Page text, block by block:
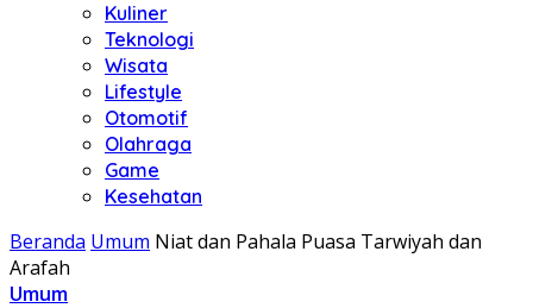
Kuliner
Teknologi
Wisata
Lifestyle
Otomotif
Olahraga
Game
Kesehatan
Beranda Umum Niat dan Pahala Puasa Tarwiyah dan
Arafah
Umum